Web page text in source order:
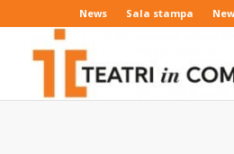
News Sala stampa